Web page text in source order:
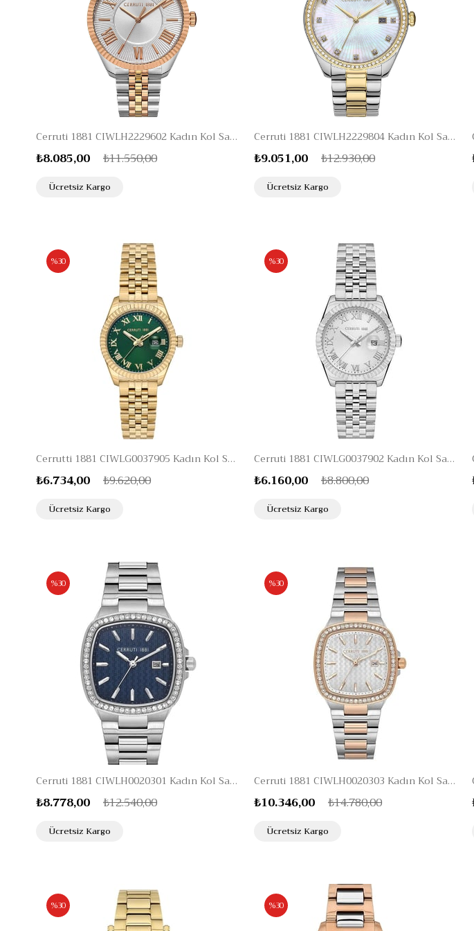
Cerruti 1881 CIWLH2229602 Kadın Kol Saati
₺8.085,00 ₺11.550,00
Ücretsiz Kargo
Cerruti 1881 CIWLH2229804 Kadın Kol Saati
₺9.051,00 ₺12.930,00
Ücretsiz Kargo
Cerrutti 1881 CIWLG0037905 Kadın Kol Saati
₺6.734,00 ₺9.620,00
%30
Ücretsiz Kargo
Cerruti 1881 CIWLG0037902 Kadın Kol Saati
₺6.160,00 ₺8.800,00
%30
Ücretsiz Kargo
Cerruti 1881 CIWLH0020301 Kadın Kol Saati
₺8.778,00 ₺12.540,00
%30
Ücretsiz Kargo
Cerruti 1881 CIWLH0020303 Kadın Kol Saati
₺10.346,00 ₺14.780,00
%30
Ücretsiz Kargo
%30 %30